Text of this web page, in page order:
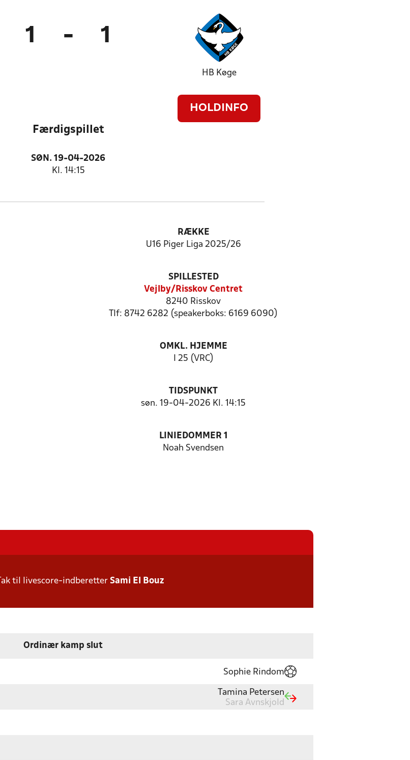
1 - 1
HB Køge
HOLDINFO
Færdigspillet
SØN. 19-04-2026
Kl. 14:15
RÆKKE
U16 Piger Liga 2025/26
SPILLESTED
Vejlby/Risskov Centret
8240 Risskov
Tlf: 8742 6282 (speakerboks: 6169 6090)
OMKL. HJEMME
I 25 (VRC)
TIDSPUNKT
søn. 19-04-2026 Kl. 14:15
LINIEDOMMER 1
Noah Svendsen
Tak til livescore-indberetter Sami El Bouz
Ordinær kamp slut
Sophie Rindom
Tamina Petersen
Sara Avnskjold